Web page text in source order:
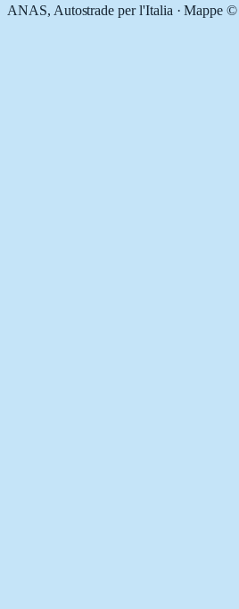
ANAS, Autostrade per l'Italia · Mappe